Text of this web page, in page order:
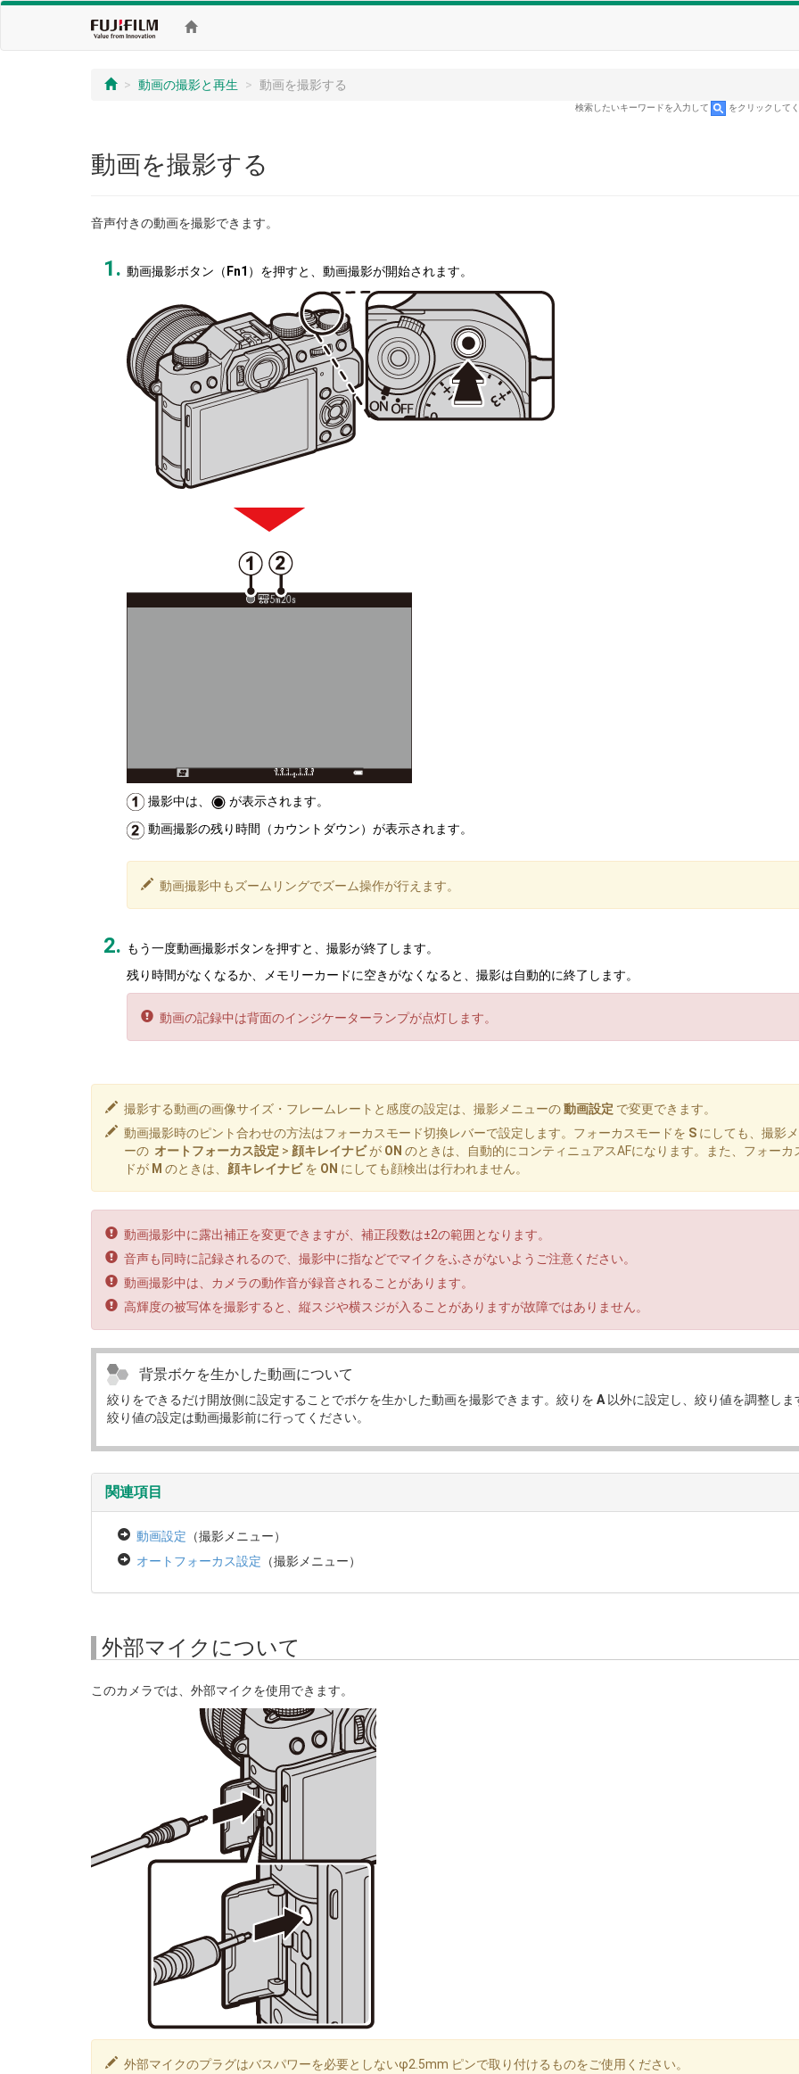
動画の撮影と再生 動画を撮影する
検索したいキーワードを入力して をクリックして
動画を撮影する
音声付きの動画を撮影できます。
動画撮影ボタン（ Fn1 ）を押すと、動画撮影が開始されます。
撮影中は、
が表示されます。
動画撮影の残り時間（カウントダウン）が表示されます。
動画撮影中もズームリングでズーム操作が行えます。
もう一度動画撮影ボタンを押すと、撮影が終了します。
残り時間がなくなるか、メモリーカードに空きがなくなると、撮影は自動的に終了します。
動画の記録中は背面のインジケーターランプが点灯します。
撮影する動画の画像サイズ・フレームレートと感度の設定は、撮影メニューの動画設定 で変更できます。
動画撮影時のピント合わせの方法はフォーカスモード切換レバーで設定します。フォーカスモードを S にしても、撮影
ーの オートフォーカス設定 > 顔キレイナビが ON のときは、自動的にコンティニュアスAFになります。また、フォーカ
ドが M のときは、 顔キレイナビを ON にしても顔検出は行われません。
動画撮影中に露出補正を変更できますが、補正段数は±2の範囲となります。
音声も同時に記録されるので、撮影中に指などでマイクをふさがないようご注意ください。
動画撮影中は、カメラの動作音が録音されることがあります。
高輝度の被写体を撮影すると、縦スジや横スジが入ることがありますが故障ではありません。
背景ボケを生かした動画について
絞りをできるだけ開放側に設定することでボケを生かした動画を撮影できます。絞りを A 以外に設定し、絞り値を調整しま
絞り値の設定は動画撮影前に行ってください。
関連項目
動画設定 （撮影メニュー）
オートフォーカス設定 （撮影メニュー）
外部マイクについて
このカメラでは、外部マイクを使用できます。
外部マイクのプラグはバスパワーを必要としないφ2.5mm ピンで取り付けるものをご使用ください。